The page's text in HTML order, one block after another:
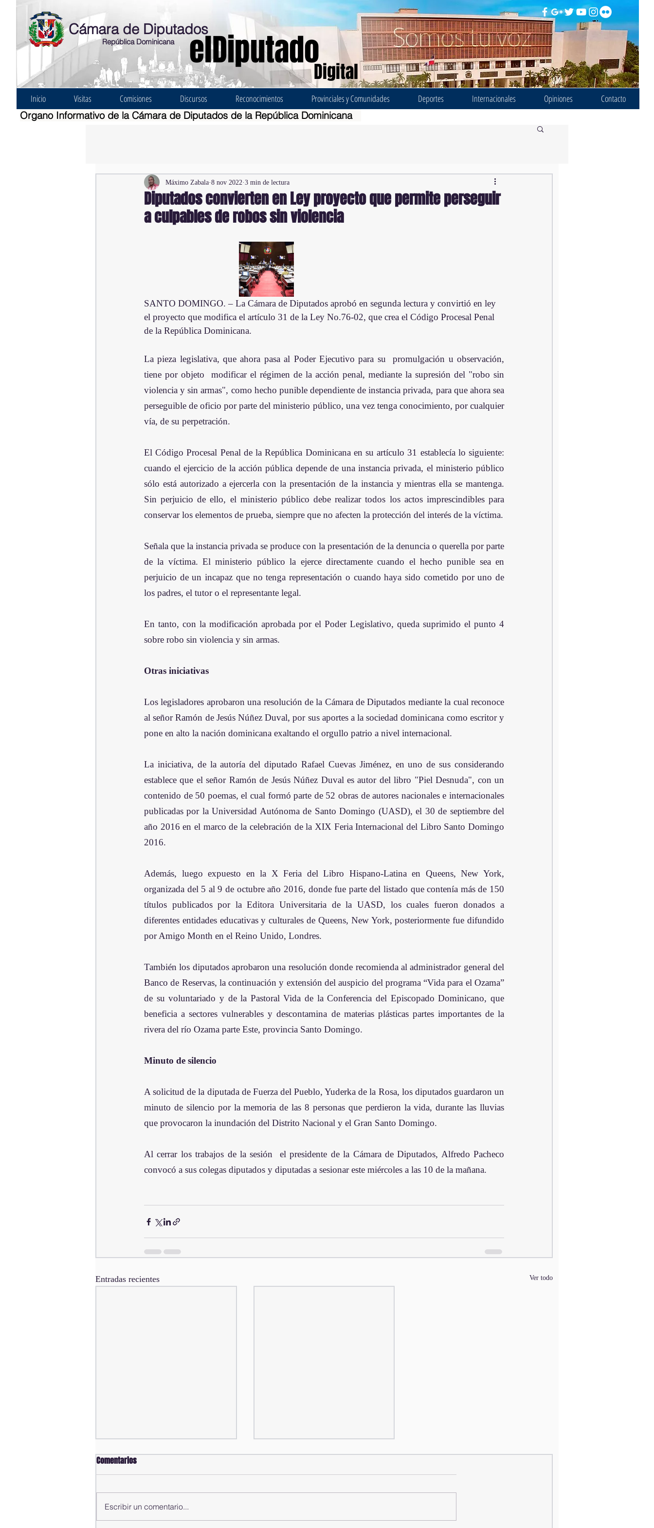
Digital
elDiputado
Cámara de Diputados
República Dominicana
Inicio Visitas Comisiones Discursos Reconocimientos Provinciales y Comunidades Deportes Internacionales Opiniones Contacto
Organo Informativo de la Cámara de Diputados de la República Dominicana
Diputados convierten en Ley proyecto que permite perseguir
a culpables de robos sin violencia
Máximo Zabala 8 nov 2022 3 min de lectura
SANTO DOMINGO. – La Cámara de Diputados aprobó en segunda lectura y convirtió en ley
el proyecto que modifica el artículo 31 de la Ley No.76-02, que crea el Código Procesal Penal
de la República Dominicana.
La pieza legislativa, que ahora pasa al Poder Ejecutivo para su  promulgación u observación,
tiene por objeto  modificar el régimen de la acción penal, mediante la supresión del "robo sin
violencia y sin armas", como hecho punible dependiente de instancia privada, para que ahora sea
perseguible de oficio por parte del ministerio público, una vez tenga conocimiento, por cualquier
vía, de su perpetración.
El Código Procesal Penal de la República Dominicana en su artículo 31 establecía lo siguiente:
cuando el ejercicio de la acción pública depende de una instancia privada, el ministerio público
sólo está autorizado a ejercerla con la presentación de la instancia y mientras ella se mantenga.
Sin perjuicio de ello, el ministerio público debe realizar todos los actos imprescindibles para
conservar los elementos de prueba, siempre que no afecten la protección del interés de la víctima.
Señala que la instancia privada se produce con la presentación de la denuncia o querella por parte
de la víctima. El ministerio público la ejerce directamente cuando el hecho punible sea en
perjuicio de un incapaz que no tenga representación o cuando haya sido cometido por uno de
los padres, el tutor o el representante legal.
En tanto, con la modificación aprobada por el Poder Legislativo, queda suprimido el punto 4
sobre robo sin violencia y sin armas.
Otras iniciativas
Los legisladores aprobaron una resolución de la Cámara de Diputados mediante la cual reconoce
al señor Ramón de Jesús Núñez Duval, por sus aportes a la sociedad dominicana como escritor y
pone en alto la nación dominicana exaltando el orgullo patrio a nivel internacional.
La iniciativa, de la autoría del diputado Rafael Cuevas Jiménez, en uno de sus considerando
establece que el señor Ramón de Jesús Núñez Duval es autor del libro "Piel Desnuda", con un
contenido de 50 poemas, el cual formó parte de 52 obras de autores nacionales e internacionales
publicadas por la Universidad Autónoma de Santo Domingo (UASD), el 30 de septiembre del
año 2016 en el marco de la celebración de la XIX Feria Internacional del Libro Santo Domingo
2016.
Además, luego expuesto en la X Feria del Libro Hispano-Latina en Queens, New York,
organizada del 5 al 9 de octubre año 2016, donde fue parte del listado que contenía más de 150
títulos publicados por la Editora Universitaria de la UASD, los cuales fueron donados a
diferentes entidades educativas y culturales de Queens, New York, posteriormente fue difundido
por Amigo Month en el Reino Unido, Londres.
También los diputados aprobaron una resolución donde recomienda al administrador general del
Banco de Reservas, la continuación y extensión del auspicio del programa “Vida para el Ozama”
de su voluntariado y de la Pastoral Vida de la Conferencia del Episcopado Dominicano, que
beneficia a sectores vulnerables y descontamina de materias plásticas partes importantes de la
rivera del río Ozama parte Este, provincia Santo Domingo.
Minuto de silencio
A solicitud de la diputada de Fuerza del Pueblo, Yuderka de la Rosa, los diputados guardaron un
minuto de silencio por la memoria de las 8 personas que perdieron la vida, durante las lluvias
que provocaron la inundación del Distrito Nacional y el Gran Santo Domingo.
Al cerrar los trabajos de la sesión  el presidente de la Cámara de Diputados, Alfredo Pacheco
convocó a sus colegas diputados y diputadas a sesionar este miércoles a las 10 de la mañana.
Entradas recientes Ver todo
Comentarios
Escribir un comentario...